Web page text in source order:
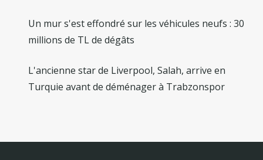
Un mur s'est effondré sur les véhicules neufs : 30
millions de TL de dégâts
L'ancienne star de Liverpool, Salah, arrive en
Turquie avant de déménager à Trabzonspor